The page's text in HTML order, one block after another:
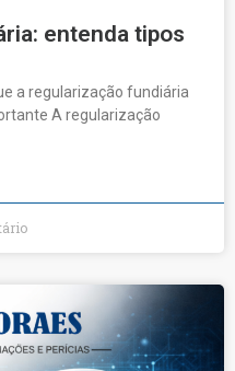
entenda tipos
a regularização fundiária
A regularização